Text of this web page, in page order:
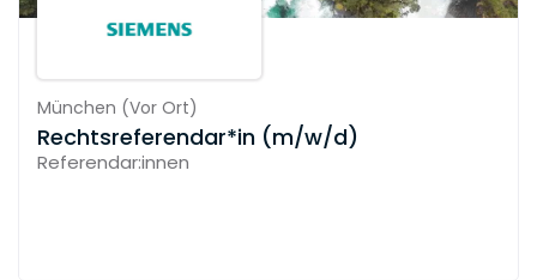
München (Vor Ort)
Rechtsreferendar*in (m/w/d)
Referendar:innen